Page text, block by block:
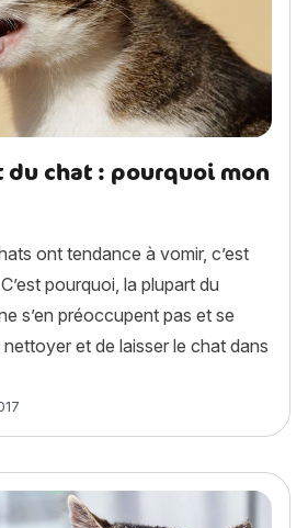
du chat : pourquoi mon
ont tendance à vomir, c’est
pourquoi, la plupart du
s’en préoccupent pas et se
et de laisser le chat dans